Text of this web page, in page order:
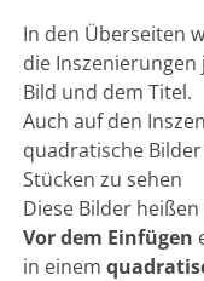
In den Überseiten
die
Bild und dem Titel.
Auch auf den
quadratische
Stücken zu sehen
Diese Bilder heißen
Vor dem Einfügen
in einem